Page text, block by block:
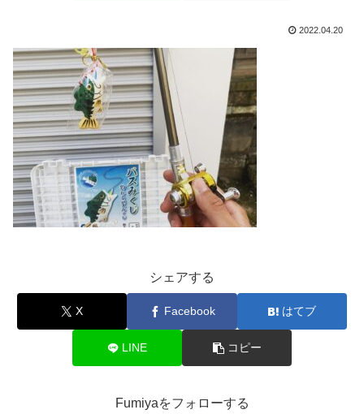
2022.04.20
シェアする
X Facebook はてブ
LINE コピー
Fumiyaをフォローする